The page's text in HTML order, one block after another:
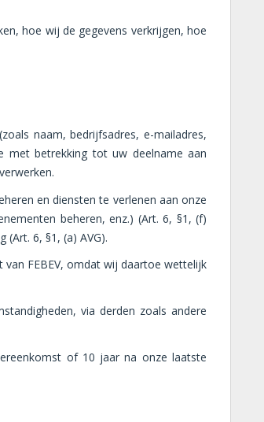
hoe wij de gegevens verkrijgen, hoe
naam, bedrijfsadres, e-mailadres,
met betrekking tot uw deelname aan
en diensten te verlenen aan onze
beheren, enz.) (Art. 6, §1, (f)
6, §1, (a) AVG).
FEBEV, omdat wij daartoe wettelijk
via derden zoals andere
of 10 jaar na onze laatste